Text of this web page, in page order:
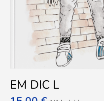
EM DIC L